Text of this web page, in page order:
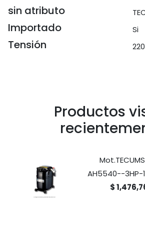
sin atributo
Importado Si
Tensión
Productos
AH5540--3HP-
$